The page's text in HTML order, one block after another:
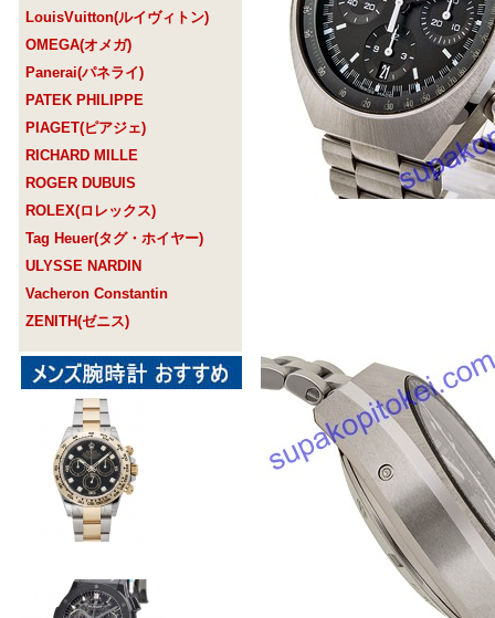
LouisVuitton(ルイヴィトン)
OMEGA(オメガ)
Panerai(パネライ)
PATEK PHILIPPE
PIAGET(ピアジェ)
RICHARD MILLE
ROGER DUBUIS
ROLEX(ロレックス)
Tag Heuer(タグ・ホイヤー)
ULYSSE NARDIN
Vacheron Constantin
ZENITH(ゼニス)